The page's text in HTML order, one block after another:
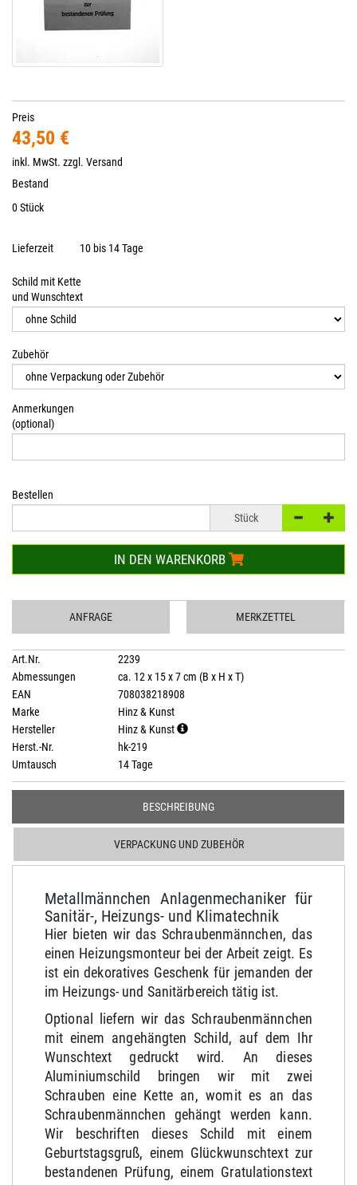
Preis
43,50 €
inkl. MwSt. zzgl. Versand
Bestand
0 Stück
Lieferzeit 10 bis 14 Tage
Schild mit Kette
und Wunschtext
Zubehör
Anmerkungen
(optional)
Bestellen
Stück
IN DEN WARENKORB
ANFRAGE MERKZETTEL
Art.Nr.
2239
Abmessungen
ca. 12 x 15 x 7 cm (B x H x T)
EAN
708038218908
Marke
Hinz & Kunst
Hersteller
Hinz & Kunst
Herst.-Nr.
hk-219
Umtausch
14 Tage
BESCHREIBUNG
VERPACKUNG UND ZUBEHÖR
Metallmännchen Anlagenmechaniker für
Sanitär-, Heizungs- und Klimatechnik
Hier bieten wir das Schraubenmännchen, das
einen Heizungsmonteur bei der Arbeit zeigt. Es
ist ein dekoratives Geschenk für jemanden der
im Heizungs- und Sanitärbereich tätig ist.
Optional liefern wir das Schraubenmännchen
mit einem angehängten Schild, auf dem Ihr
Wunschtext gedruckt wird. An dieses
Aluminiumschild bringen wir mit zwei
Schrauben eine Kette an, womit es an das
Schraubenmännchen gehängt werden kann.
Wir beschriften dieses Schild mit einem
Geburtstagsgruß, einem Glückwunschtext zur
bestandenen Prüfung, einem Gratulationstext